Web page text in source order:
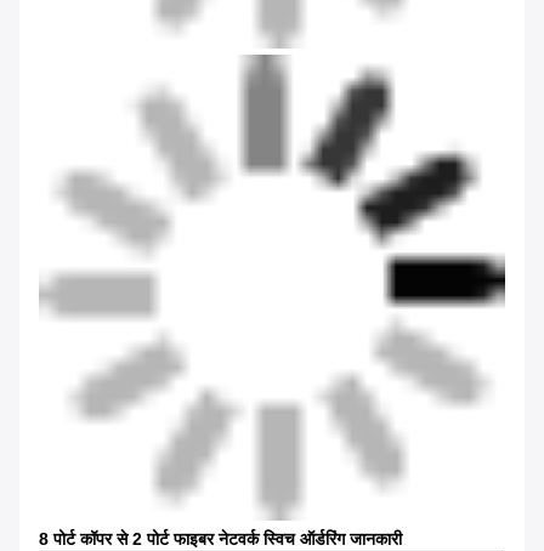
8 पोर्ट कॉपर से 2 पोर्ट फाइबर नेटवर्क स्विच ऑर्डरिंग जानकारी